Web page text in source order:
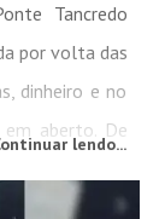
Tancredo
por volta das
dinheiro e no
aberto. De
lendo...